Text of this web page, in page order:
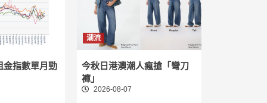
金指數單月勁
潮流
今秋日港澳潮人瘋搶「彎刀
褲」
2026-08-07